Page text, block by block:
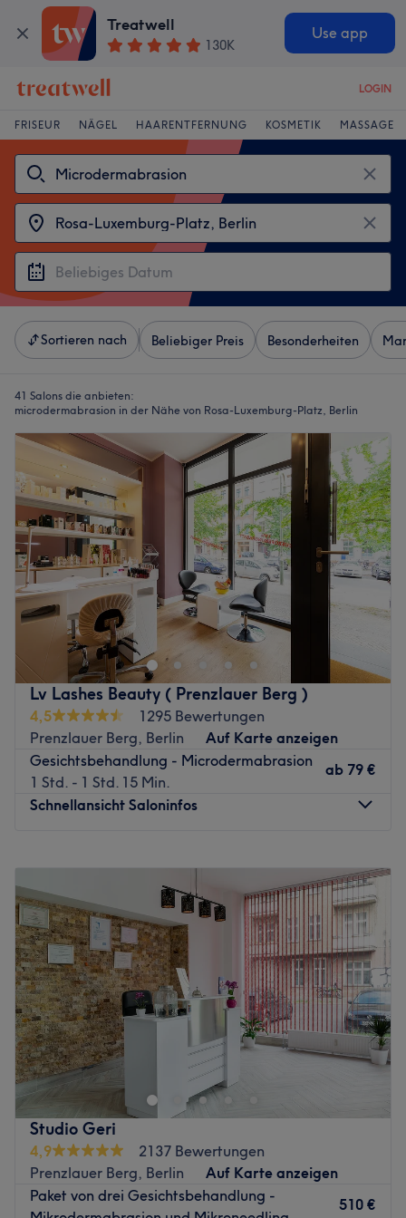
Treatwell
130K
Use app
LOGIN
FRISEUR NÄGEL HAARENTFERNUNG KOSMETIK MASSAGE
Sortieren nach Beliebiger Preis Besonderheiten
41 Salons die anbieten:
microdermabrasion in der Nähe von Rosa-Luxemburg-Platz, Berlin
Lv Lashes Beauty ( Prenzlauer Berg )
4,5
1295 Bewertungen
Prenzlauer Berg, Berlin
Auf Karte anzeigen
Gesichtsbehandlung - Microdermabrasion
1 Std. - 1 Std. 15 Min.
ab 79 €
Schnellansicht Saloninfos
–20:00
Mittwoch
10:00–20:00
Donnerstag
10:00 –20:00
Freitag
10:00–20:00
Samstag
10:00–20:00
Sonntag
Geschlossen
Lass dir deine Schönheit von einer ganz besonderen Seite
zeigen! In der Berliner bc beauty lounge, in der
Knaackstraße 7 verstecken sich vielfältige Methoden und
Techniken für einen echten Wow-Moment im Spiegel. Mit
seinem Standpunkt im belebten Prenzlauer Berg kannst
du deinen nächsten Cafébesuch mit einem Moment der
Verwöhnung kombinieren. Interesse geweckt? Dann
komm vorbei und buch dir deinen persönlichen
Wunschtermin ganz einfach online oder per App mit
Studio Geri
4,9
2137 Bewertungen
Prenzlauer Berg, Berlin
Auf Karte anzeigen
Paket von drei Gesichtsbehandlung -
510 €